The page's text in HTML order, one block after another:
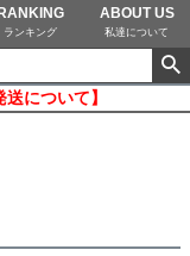
RANKING
ランキング
ABOUT US
私達について
について】